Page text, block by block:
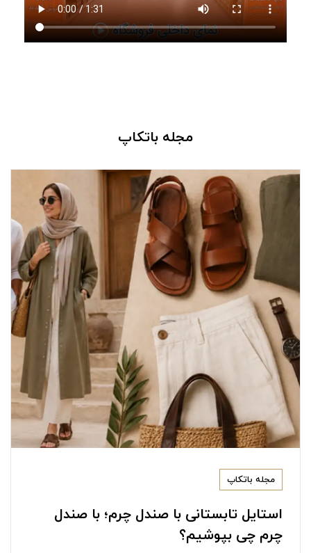
فروشگاه مختلف صرف کنید.
دسترسی به محصولات متنوع، از قیمت واقعی کالا هم بهره‌مند
خرید کنید و در عین حال از کیفیت محصولی که انتخاب می‌کنید،
اطمینان داشته باشید.
با خرید از باتکاپ از این مزایا بهره‌مند می‌شوید:
خرید مستقیم از تولیدکنندگان معتبر ایرانی
تضمین اصالت و کیفیت محصولات
تنوع بیش از ۵ هزار مدل کیف، کفش و محصولات چرمی
ارسال رایگان به سراسر کشور
امکان تعویض یا مرجوعی کالا تا ۳۰ روز
خرید اینترنتی آسان و مطمئن
مجموعه‌ای کامل برای بانوان، آقایان و کودکان
خرید حضوری یا آنلاین؛ هر کدام که برای
شما راحت‌تر است!
اگر ترجیح می‌دهید محصول را از نزدیک ببینید، فروشگاه قلهک
باتکاپ در تهران آماده استقبال از شماست. در این شعبه می‌توانید
مجله باتکاپ
مجله باتکاپ
استایل تابستانی با صندل چرم؛ با صندل
چرم چی بپوشیم؟